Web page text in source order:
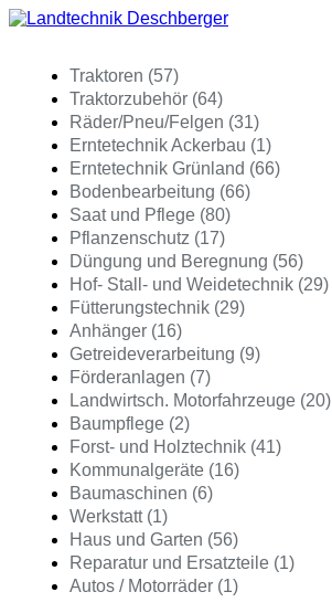
Traktoren (57)
Traktorzubehör (64)
Räder/Pneu/Felgen (31)
Erntetechnik Ackerbau (1)
Erntetechnik Grünland (66)
Bodenbearbeitung (66)
Saat und Pflege (80)
Pflanzenschutz (17)
Düngung und Beregnung (56)
Hof- Stall- und Weidetechnik (29)
Fütterungstechnik (29)
Anhänger (16)
Getreideverarbeitung (9)
Förderanlagen (7)
Landwirtsch. Motorfahrzeuge (20)
Baumpflege (2)
Forst- und Holztechnik (41)
Kommunalgeräte (16)
Baumaschinen (6)
Werkstatt (1)
Haus und Garten (56)
Reparatur und Ersatzteile (1)
Autos / Motorräder (1)